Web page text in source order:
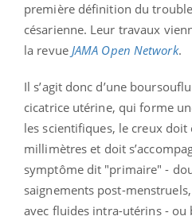
première définition du
césarienne. Leur travaux
la revue JAMA Open Network.
Il s’agit donc d’une
cicatrice utérine, qui forme
les scientifiques, le creux doit
millimètres et doit
symptôme dit "primaire" -
saignements post-
avec fluides intra-utérins - ou